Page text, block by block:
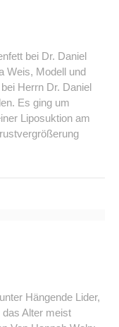
bei Dr. Daniel
Weis, Modell und
Herrn Dr. Daniel
Es ging um
Liposuktion am
Hängende Lider,
Alter meist